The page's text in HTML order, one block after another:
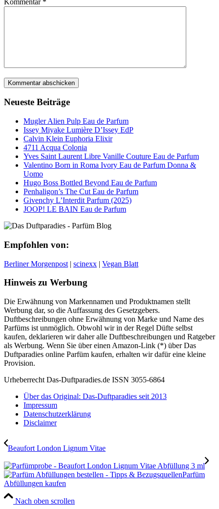
Neueste Beiträge
Mugler Alien Pulp Eau de Parfum
Issey Miyake Lumière D’Issey EdP
Calvin Klein Euphoria Elixir
4711 Acqua Colonia
Yves Saint Laurent Libre Vanille Couture Eau de Parfum
Valentino Born in Roma Ivory Eau de Parfum Donna &
Uomo
Hugo Boss Bottled Beyond Eau de Parfum
Penhaligon’s The Cut Eau de Parfum
Givenchy L’Interdit Parfum (2025)
JOOP! LE BAIN Eau de Parfum
Empfohlen von:
Berliner Morgenpost | scinexx | Vegan Blatt
Hinweis zu Werbung
Die Erwähnung von Markennamen und Produktnamen stellt
Werbung dar, so die Auffassung des Gesetzgebers.
Duftbeschreibungen ohne Erwähnung von Marke und Name des
Parfüms ist unmöglich. Obwohl wir in der Regel Düfte selbst
kaufen, deklarieren wir daher alle Duftbeschreibungen und Ratgeber
als Werbung. Wenn Sie über einen Amazon-Link (*) über Das
Duftparadies online Parfüm kaufen, erhalten wir dafür eine kleine
Provision.
Urheberrecht Das-Duftparadies.de ISSN 3055-6864
Über das Original: Das-Duftparadies seit 2013
Impressum
Datenschutzerklärung
Disclaimer
Beaufort London Lignum Vitae
Parfüm
Abfüllungen kaufen
Nach oben scrollen